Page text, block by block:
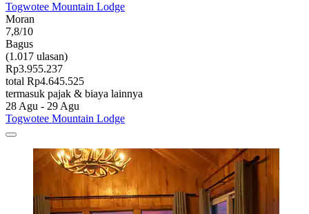
Togwotee Mountain Lodge
Moran
7,8/10
Bagus
(1.017 ulasan)
Rp3.955.237
total Rp4.645.525
termasuk pajak & biaya lainnya
28 Agu - 29 Agu
Togwotee Mountain Lodge